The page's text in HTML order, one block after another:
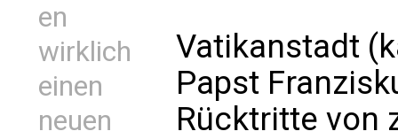
en
wirklich
einen
neuen
Vatikanstadt
Papst
Rücktritte von